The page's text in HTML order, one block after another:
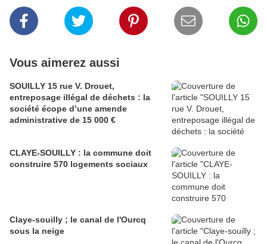
Vous aimerez aussi
SOUILLY 15 rue V. Drouet,
entreposage illégal de déchets : la
société écope d’une amende
administrative de 15 000 €
CLAYE-SOUILLY : la commune doit
construire 570 logements sociaux
Claye-souilly ; le canal de l'Ourcq
sous la neige